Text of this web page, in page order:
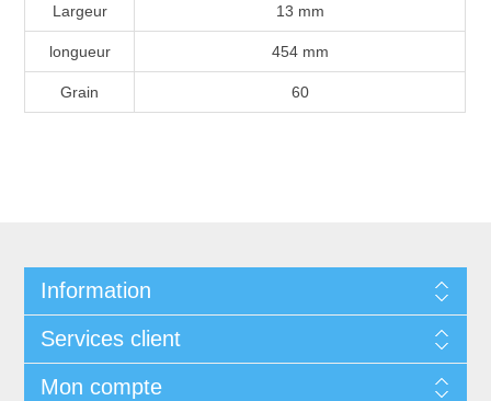
Largeur 13 mm
longueur 454 mm
Grain 60
Information
Services client
Mon compte